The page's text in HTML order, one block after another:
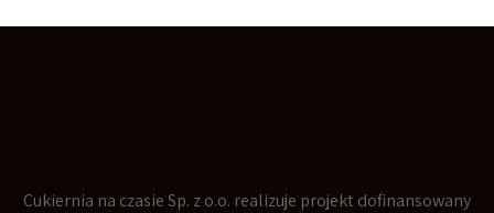
Cukiernia na czasie Sp. z o.o. realizuje projekt dofinansowany